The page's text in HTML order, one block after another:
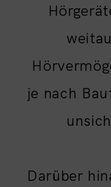
je nach
Darüber